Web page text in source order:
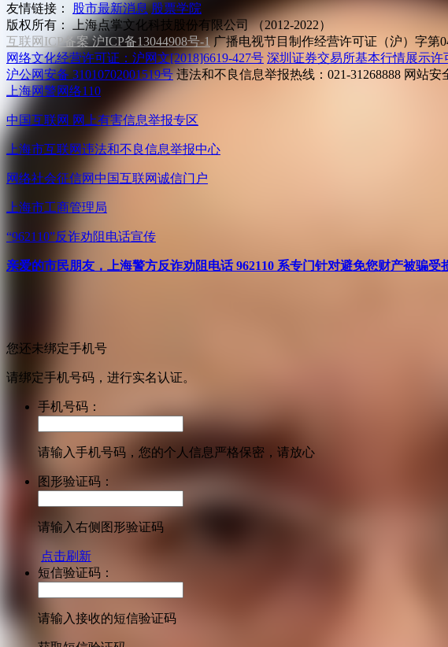
友情链接： 股市最新消息 股票学院
版权所有：
上海点掌文化科技股份有限公司 （2012-2022）
互联网ICP备案 沪ICP备13044908号-1 广播电视节目制作经营许可证（沪）字第
网络文化经营许可证：沪网文[2018]6619-427号 深圳证券交易所基本行情展示许
沪公网安备 31010702001519号 违法和不良信息举报热线：021-31268888 网站安
上海网警网络110
中国互联网 网上有害信息举报专区
上海市互联网违法和不良信息举报中心
网络社会征信网 中国互联网诚信门户
上海市工商管理局
“962110”反诈劝阻电话宣传
亲爱的市民朋友，上海警方反诈劝阻电话 962110 系专门针对避免您财产被骗受
您还未绑定手机号
请绑定手机号码，进行实名认证。
手机号码：
请输入手机号码，您的个人信息严格保密，请放心
图形验证码：
请输入右侧图形验证码
点击刷新
短信验证码：
请输入接收的短信验证码